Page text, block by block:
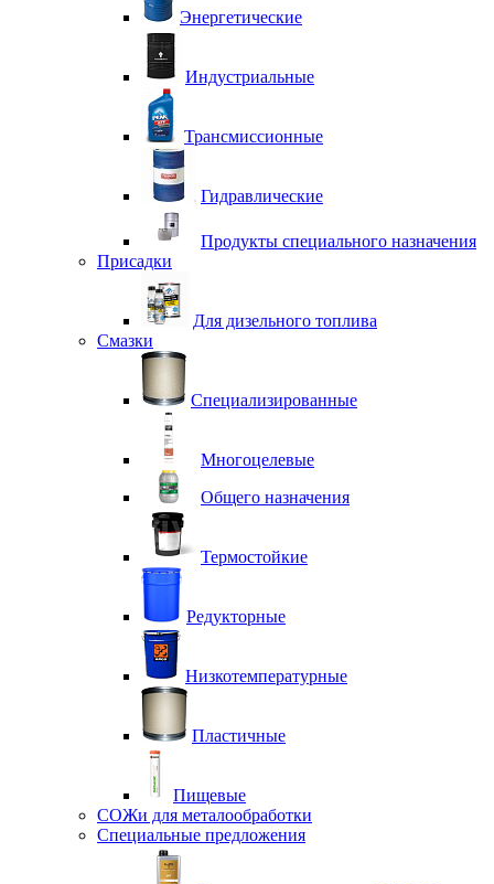
Энергетические
Индустриальные
Трансмиссионные
Гидравлические
Продукты специального назначения
Присадки
Для дизельного топлива
Смазки
Специализированные
Многоцелевые
Общего назначения
Термостойкие
Редукторные
Низкотемпературные
Пластичные
Пищевые
СОЖи для металообработки
Специальные предложения